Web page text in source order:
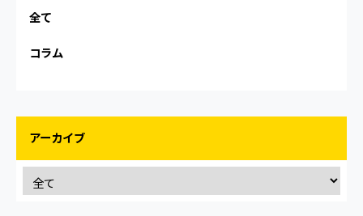
全て
コラム
アーカイブ